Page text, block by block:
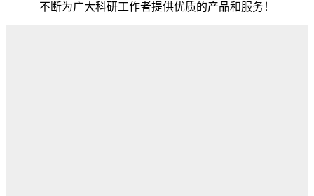
不断为广大科研工作者提供优质的产品和服务！